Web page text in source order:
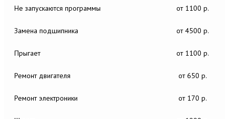
Не запускаются программы от 1100 р.
Замена подшипника от 4500 р.
Прыгает от 1100 р.
Ремонт двигателя от 650 р.
Ремонт электроники от 170 р.